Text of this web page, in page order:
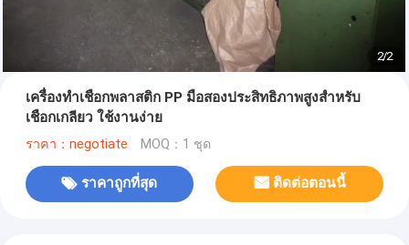
2/2
เครื่องทำเชือกพลาสติก PP มือสองประสิทธิภาพสูงสำหรับ
เชือกเกลียว ใช้งานง่าย
ราคา：negotiate MOQ：1 ชุด
ราคาถูกที่สุด ติดต่อตอนนี้